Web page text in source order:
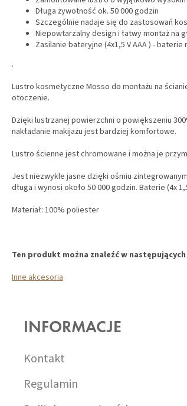
Długa żywotność ok. 50 000 godzin
Szczególnie nadaje się do zastosowań
Niepowtarzalny design i łatwy montaż na
Zasilanie bateryjne (4x1,5 V AAA ) - baterie
.
Lustro kosmetyczne Mosso do montażu na
otoczenie.
Dzięki lustrzanej powierzchni o powiększeniu
nakładanie makijażu jest bardziej komfortowe.
Lustro ścienne jest chromowane i można je
Jest niezwykle jasne dzięki ośmiu
długa i wynosi około 50 000 godzin. Baterie (4x
Materiał: 100% poliester
Ten produkt można znaleźć w
Inne akcesoria
INFORMACJE
Kontakt
Regulamin